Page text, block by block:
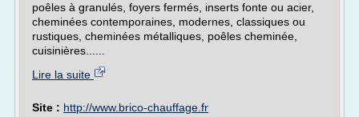
poêles à granulés, foyers fermés, inserts fonte ou acier,
cheminées contemporaines, modernes, classiques ou
rustiques, cheminées métalliques, poêles cheminée,
cuisinières......
Lire la suite
Site : http://www.brico-chauffage.fr